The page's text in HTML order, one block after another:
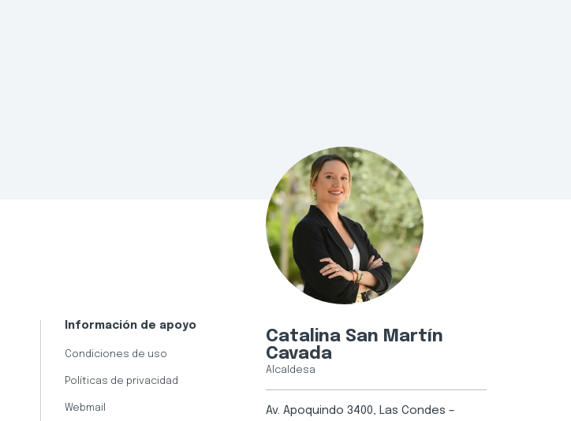
Información de apoyo
Condiciones de uso
Políticas de privacidad
Webmail
Catalina San Martín
Cavada
Alcaldesa
Av. Apoquindo 3400, Las Condes –